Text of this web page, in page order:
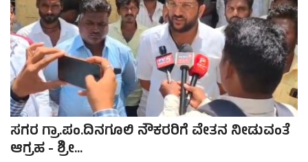
ಸಗರ ಗ್ರಾ.ಪಂ.ದಿನಗೂಲಿ ನೌಕರರಿಗೆ ವೇತನ ನೀಡುವಂತೆ
ಆಗ್ರಹ - ಶ್ರೀ...